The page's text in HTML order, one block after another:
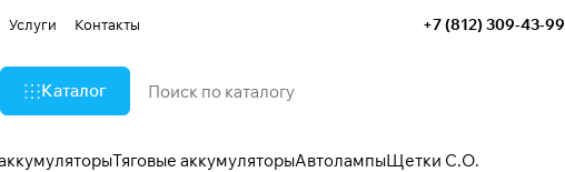
Услуги Контакты +7 (812) 309-43-99
Каталог
Тяговые аккумуляторыАвтолампыЩетки С.О.